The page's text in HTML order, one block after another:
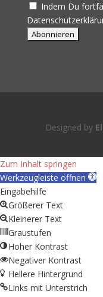
Indem Du
Designed by
Zum Inhalt springen
Werkzeugleiste öffnen
Eingabehilfe
Größerer Text
Kleinerer Text
Graustufen
Hoher Kontrast
Negativer Kontrast
Hellere Hintergrund
Links mit Unterstrich